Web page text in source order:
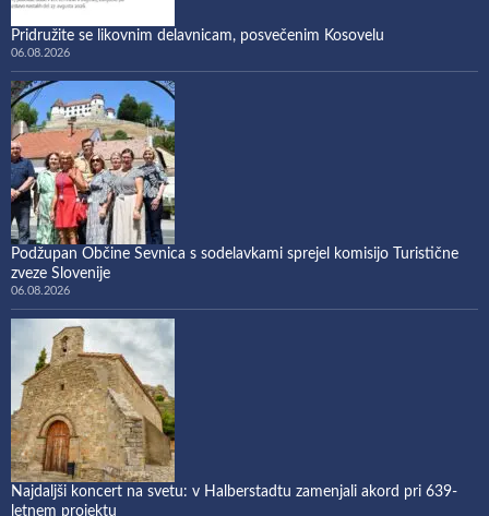
Pridružite se likovnim delavnicam, posvečenim Kosovelu
06.08.2026
Podžupan Občine Sevnica s sodelavkami sprejel komisijo Turistične
zveze Slovenije
06.08.2026
Najdaljši koncert na svetu: v Halberstadtu zamenjali akord pri 639-
letnem projektu